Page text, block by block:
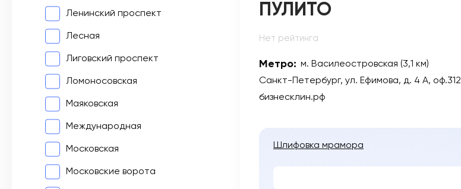
Ленинский проспект
Лесная
Лиговский проспект
Ломоносовская
Маяковская
Международная
Московская
Московские ворота
ПУЛИТО
Нет рейтинга
Метро: м. Василеостровская (3,1 км)
Санкт-Петербург, ул. Ефимова, д. 4 А, оф.312
бизнесклин.рф
Шлифовка мрамора